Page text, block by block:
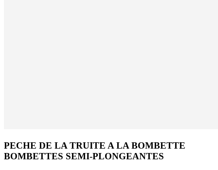
PECHE DE LA TRUITE A LA BOMBETTE
BOMBETTES SEMI-PLONGEANTES